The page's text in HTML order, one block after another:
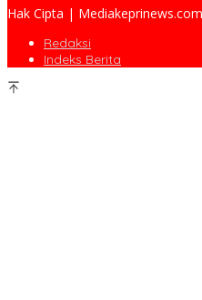
Hak Cipta |
Redaksi
Indeks Berita